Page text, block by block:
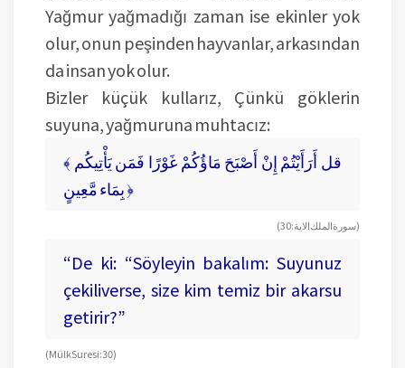
Yağmur yağmadığı zaman ise ekinler yok
olur, onun peşinden hayvanlar, arkasından
da insan yok olur.
Bizler küçük kullarız, Çünkü göklerin
suyuna, yağmuruna muhtacız:
﴾ قل أَرَأَيْتُمْ إِنْ أَصْبَحَ مَاؤُكُمْ غَوْرًا فَمَن يَأْتِيكُم
بِمَاء مَّعِينٍ ﴿
(سورة الملك الاية: 30)
“De ki: “Söyleyin bakalım: Suyunuz
çekiliverse, size kim temiz bir akarsu
getirir?”
(Mülk Suresi: 30)